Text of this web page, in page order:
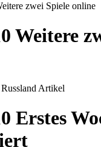
zwei Spiele online
Weitere
Erstes